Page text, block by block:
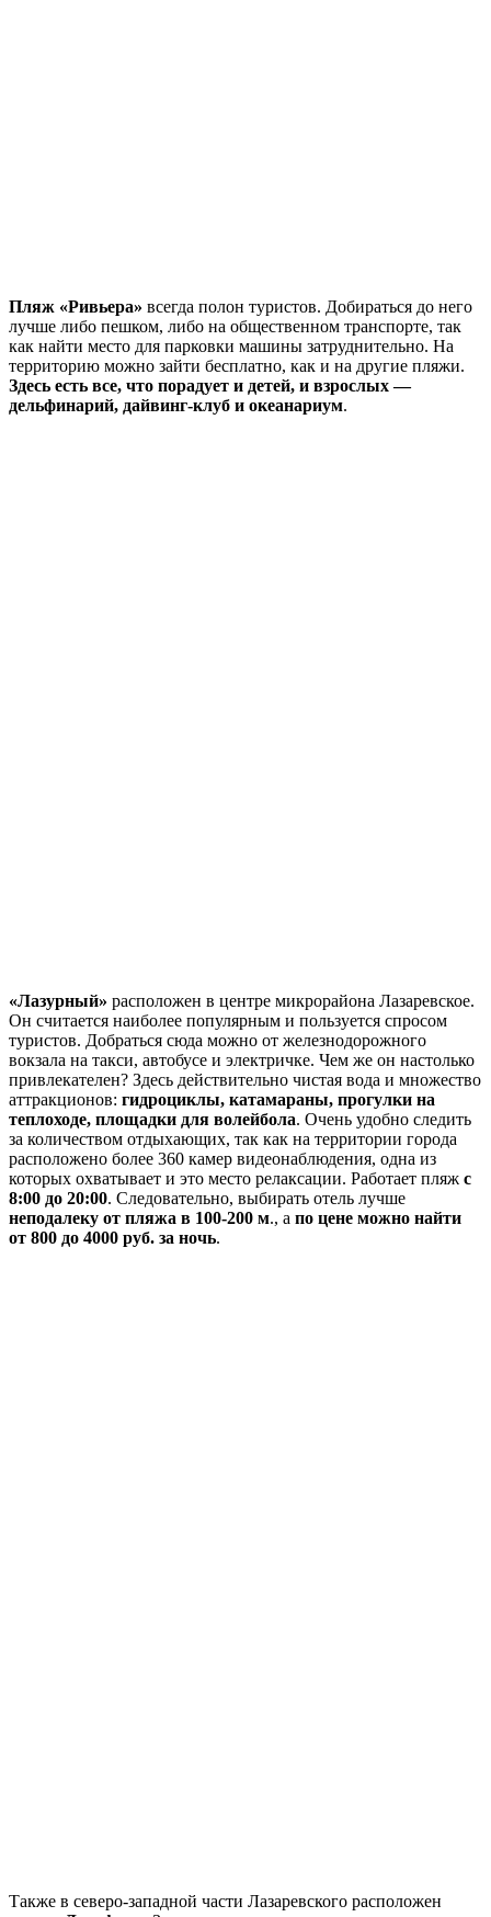
Пляж «Ривьера» всегда полон туристов. Добираться до него
лучше либо пешком, либо на общественном транспорте, так
как найти место для парковки машины затруднительно. На
территорию можно зайти бесплатно, как и на другие пляжи.
Здесь есть все, что порадует и детей, и взрослых —
дельфинарий, дайвинг-клуб и океанариум.
«Лазурный» расположен в центре микрорайона Лазаревское.
Он считается наиболее популярным и пользуется спросом
туристов. Добраться сюда можно от железнодорожного
вокзала на такси, автобусе и электричке. Чем же он настолько
привлекателен? Здесь действительно чистая вода и множество
аттракционов: гидроциклы, катамараны, прогулки на
теплоходе, площадки для волейбола. Очень удобно следить
за количеством отдыхающих, так как на территории города
расположено более 360 камер видеонаблюдения, одна из
которых охватывает и это место релаксации. Работает пляж с
8:00 до 20:00. Следовательно, выбирать отель лучше
неподалеку от пляжа в 100-200 м., а по цене можно найти
от 800 до 4000 руб. за ночь.
Также в северо-западной части Лазаревского расположен